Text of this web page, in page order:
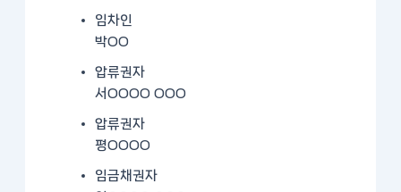
임차인
박OO
압류권자
서OOOO OOO
압류권자
평OOOO
임금채권자